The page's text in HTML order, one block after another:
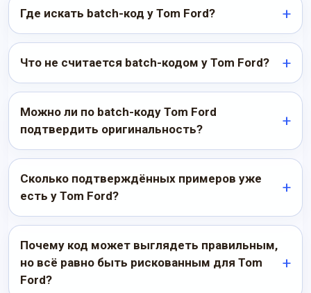
Где искать batch-код у Tom Ford?
Что не считается batch-кодом у Tom Ford?
Можно ли по batch-коду Tom Ford
подтвердить оригинальность?
Сколько подтверждённых примеров уже
есть у Tom Ford?
Почему код может выглядеть правильным,
но всё равно быть рискованным для Tom
Ford?